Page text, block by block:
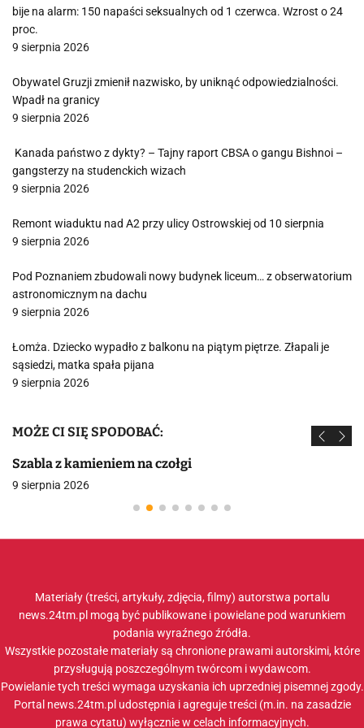
bije na alarm: 150 napaści seksualnych od 1 czerwca. Wzrost o 24
proc.
9 sierpnia 2026
Obywatel Gruzji zmienił nazwisko, by uniknąć odpowiedzialności.
Wpadł na granicy
9 sierpnia 2026
Kanada państwo z dykty? – Tajny raport CBSA o gangu Bishnoi –
gangsterzy na studenckich wizach
9 sierpnia 2026
Remont wiaduktu nad A2 przy ulicy Ostrowskiej od 10 sierpnia
9 sierpnia 2026
Pod Poznaniem zbudowali nowy budynek liceum… z obserwatorium
astronomicznym na dachu
9 sierpnia 2026
Łomża. Dziecko wypadło z balkonu na piątym piętrze. Złapali je
sąsiedzi, matka spała pijana
9 sierpnia 2026
MOŻE CI SIĘ SPODOBAĆ:
Szabla z kamieniem na czołgi
9 sierpnia 2026
Materiały (treści, artykuły, zdjęcia, filmy) autorstwa portalu
news.24tm.pl mogą być publikowane i powielane pod warunkiem
podania wyraźnego źródła.
Wszystkie pozostałe materiały są chronione prawami autorskimi, które
przysługują poszczególnym twórcom i wydawcom.
Powielanie tych treści wymaga uzyskania ich uprzedniej pisemnej zgody.
Portal news.24tm.pl udostępnia i agreguje treści (m.in. na zasadzie
prawa cytatu) wyłącznie w celach informacyjnych.